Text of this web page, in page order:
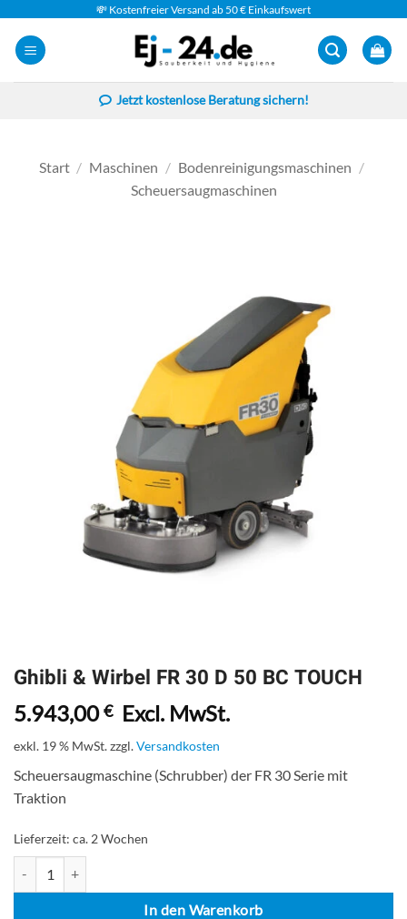
Inhalt
springen
💸 Kostenfreier Versand ab 50 € Einkaufswert
Jetzt kostenlose Beratung sichern!
Start / Maschinen / Bodenreinigungsmaschinen /
Scheuersaugmaschinen
Ghibli & Wirbel FR 30 D 50 BC TOUCH
5.943,00€ Excl. MwSt.
exkl. 19 % MwSt.zzgl.Versandkosten
Scheuersaugmaschine (Schrubber) der FR 30 Serie mit
Traktion
Lieferzeit: ca. 2 Wochen
In den Warenkorb